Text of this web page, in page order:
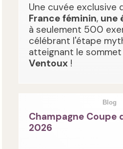
Une cuvée exclusive
France féminin, une
à seulement 500
célébrant l'étape
atteignant le
Ventoux !
Blog
Champagne Coupe
2026